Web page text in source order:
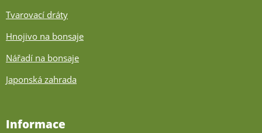
Tvarovací dráty
Hnojivo na bonsaje
Nářadí na bonsaje
Japonská zahrada
Informace